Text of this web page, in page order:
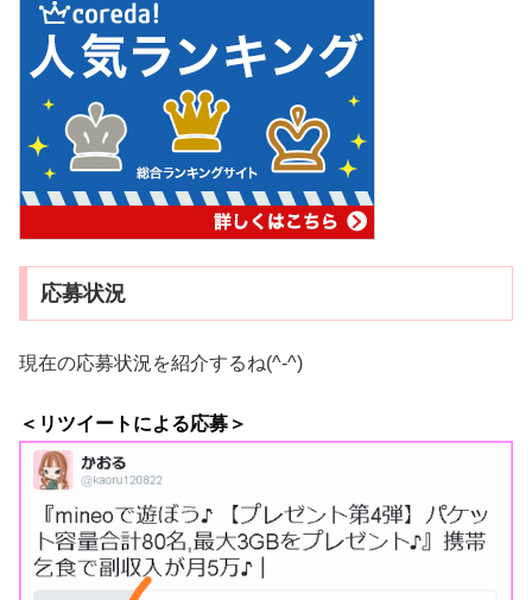
応募状況
現在の応募状況を紹介するね(^-^)
＜リツイートによる応募＞